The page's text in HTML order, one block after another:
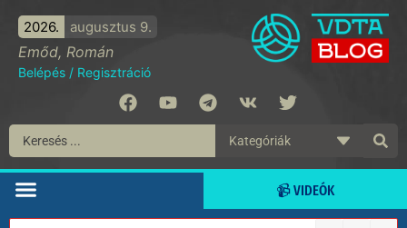
2026. augusztus 9.
Emőd, Román
Belépés / Regisztráció
📹 VIDEÓK